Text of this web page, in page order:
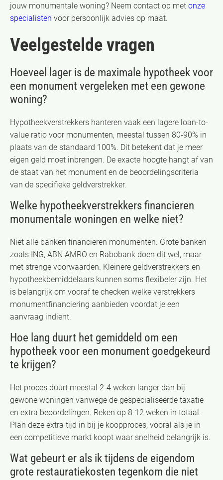
jouw monumentale woning? Neem contact op met onze
specialisten voor persoonlijk advies op maat.
Veelgestelde vragen
Hoeveel lager is de maximale hypotheek voor
een monument vergeleken met een gewone
woning?
Hypotheekverstrekkers hanteren vaak een lagere loan-to-
value ratio voor monumenten, meestal tussen 80-90% in
plaats van de standaard 100%. Dit betekent dat je meer
eigen geld moet inbrengen. De exacte hoogte hangt af van
de staat van het monument en de beoordelingscriteria
van de specifieke geldverstrekker.
Welke hypotheekverstrekkers financieren
monumentale woningen en welke niet?
Niet alle banken financieren monumenten. Grote banken
zoals ING, ABN AMRO en Rabobank doen dit wel, maar
met strenge voorwaarden. Kleinere geldverstrekkers en
hypotheekbemiddelaars kunnen soms flexibeler zijn. Het
is belangrijk om vooraf te checken welke verstrekkers
monumentfinanciering aanbieden voordat je een
aanvraag indient.
Hoe lang duurt het gemiddeld om een
hypotheek voor een monument goedgekeurd
te krijgen?
Het proces duurt meestal 2-4 weken langer dan bij
gewone woningen vanwege de gespecialiseerde taxatie
en extra beoordelingen. Reken op 8-12 weken in totaal.
Plan deze extra tijd in bij je koopproces, vooral als je in
een competitieve markt koopt waar snelheid belangrijk is.
Wat gebeurt er als ik tijdens de eigendom
grote restauratiekosten tegenkom die niet